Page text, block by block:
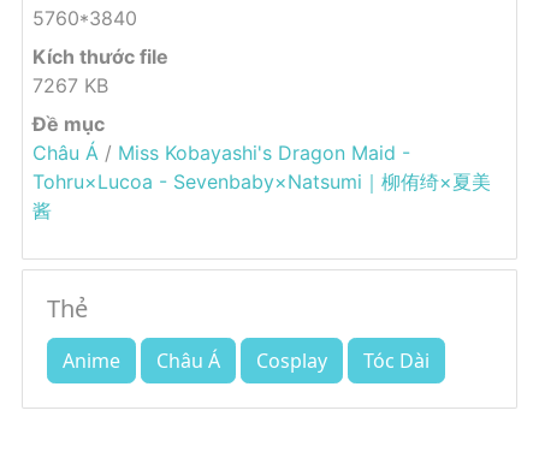
5760*3840
Kích thước file
7267 KB
Đề mục
Châu Á / Miss Kobayashi's Dragon Maid -
Tohru×Lucoa - Sevenbaby×Natsumi｜柳侑绮×夏美
酱
Thẻ
Anime Châu Á Cosplay Tóc Dài